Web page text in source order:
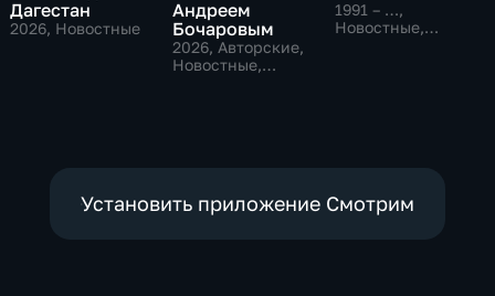
Дагестан
2026, Новостные
Андреем
Бочаровым
2026, Авторские,
Новостные,
1991 – …,
Новостные,
Установить приложение Смотрим